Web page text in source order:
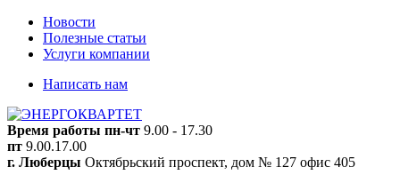
Новости
Полезные статьи
Услуги компании
Написать нам
Время работы пн-чт 9.00 - 17.30
пт 9.00.17.00
г. Люберцы Октябрьский проспект, дом № 127 офис 405